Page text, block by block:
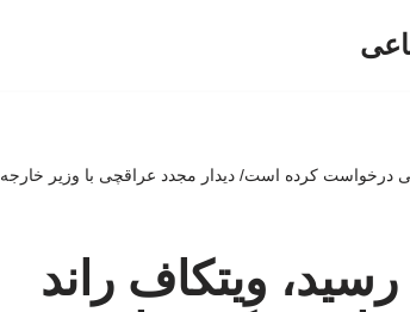
درخواست کرده است/ دیدار مجدد عراقچی با وزیر خارجه
رسید، ویتکاف راند